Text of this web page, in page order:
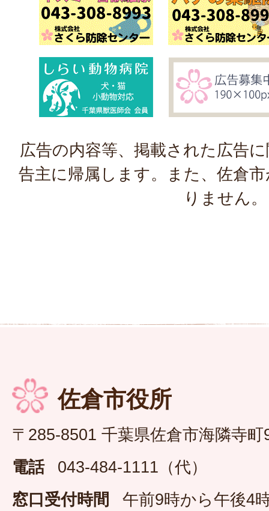
広告の内容等、掲載された広告
告主に帰属します。また、佐倉
りません。
佐倉市役所
〒285-8501 千葉県佐倉市海隣寺町
電話
043-484-1111（代）
窓口受付時間
午前9時から午後4